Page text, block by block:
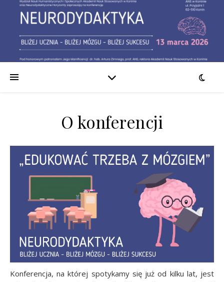
O konferencji
Konferencja, na której spotykamy się już od kilku lat, jest